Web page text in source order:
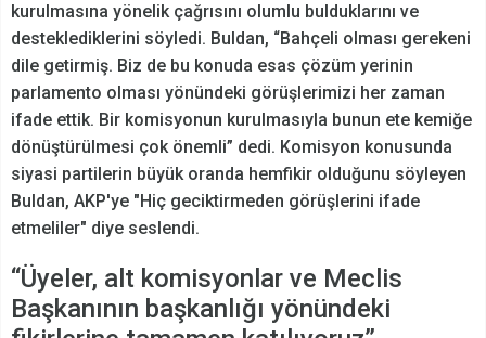
kurulmasına yönelik çağrısını olumlu bulduklarını ve
desteklediklerini söyledi. Buldan, “Bahçeli olması gerekeni
dile getirmiş. Biz de bu konuda esas çözüm yerinin
parlamento olması yönündeki görüşlerimizi her zaman
ifade ettik. Bir komisyonun kurulmasıyla bunun ete kemiğe
dönüştürülmesi çok önemli” dedi. Komisyon konusunda
siyasi partilerin büyük oranda hemfikir olduğunu söyleyen
Buldan, AKP'ye "Hiç geciktirmeden görüşlerini ifade
etmeliler" diye seslendi.
“Üyeler, alt komisyonlar ve Meclis
Başkanının başkanlığı yönündeki